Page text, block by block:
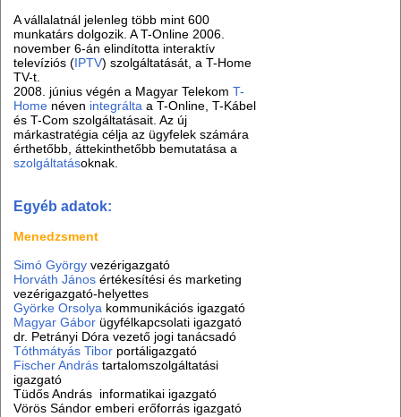
A vállalatnál jelenleg több mint 600
munkatárs dolgozik. A T-Online 2006.
november 6-án elindította interaktív
televíziós (IPTV) szolgáltatását, a T-Home
TV-t.
2008. június végén a Magyar TelekomT-
Home néven integrálta a T-Online, T-Kábel
és T-Com szolgáltatásait. Az új
márkastratégia célja az ügyfelek számára
érthetőbb, áttekinthetőbb bemutatása a
szolgáltatásoknak.
Egyéb adatok:
Menedzsment
Simó György vezérigazgató
Horváth János értékesítési és marketing
vezérigazgató-helyettes
Györke Orsolya kommunikációs igazgató
Magyar Gábor ügyfélkapcsolati igazgató
dr. Petrányi Dóra vezető jogi tanácsadó
Tóthmátyás Tibor portáligazgató
Fischer András tartalomszolgáltatási
igazgató
Tüdős András informatikai igazgató
Vörös Sándor emberi erőforrás igazgató